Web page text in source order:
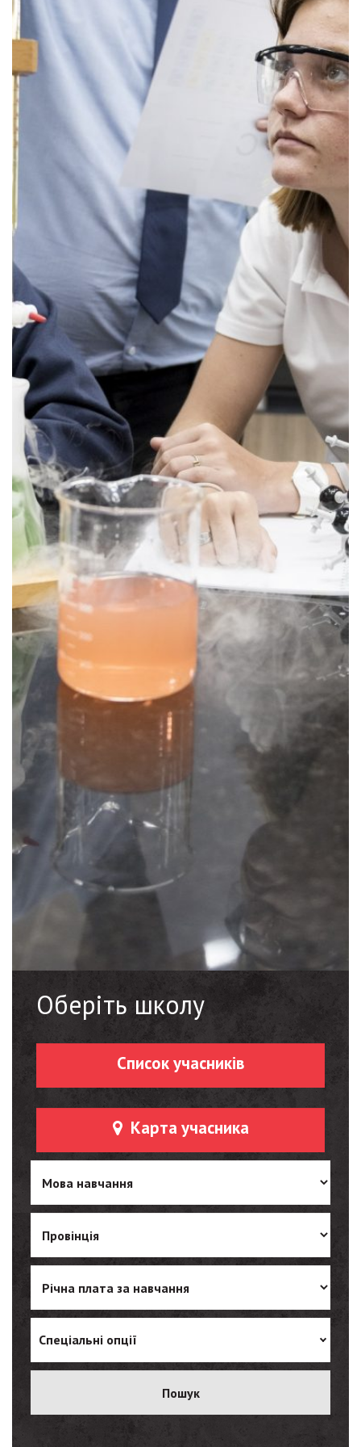
Turkish
Vietnamese
Оберіть школу
Список учасників
Карта учасника
Спеціальні опції